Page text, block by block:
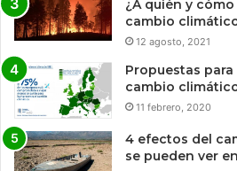
¿A quién y
cambio
12 agosto, 2021
Propuestas
cambio
11 febrero, 2020
4 efectos del
se pueden ver